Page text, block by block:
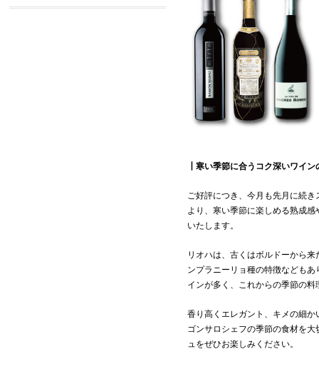
┃寒い季節に合うコク深いワイン
ご好評につき、今月も先月に続
より、寒い季節に楽しめる熟成
いたします。
リオハは、古くはボルドーから
ンプラニーリョ種の特徴なども
インが多く、これからの季節の
香り高くエレガント、キメの細
ゴンサロシェフの季節の食材を
ュをぜひお楽しみください。